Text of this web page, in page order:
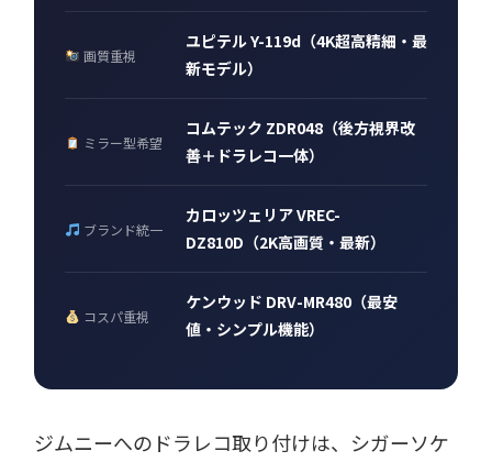
画質重視
ユピテル Y-119d（4K超高精細・最
新モデル）
ミラー型希望
コムテック ZDR048（後方視界改
善＋ドラレコ一体）
ブランド統一
カロッツェリア VREC-
DZ810D（2K高画質・最新）
コスパ重視
ケンウッド DRV-MR480（最安
値・シンプル機能）
ジムニーへのドラレコ取り付けは、シガーソケ